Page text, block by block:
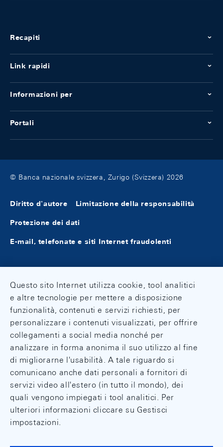
Recapiti
Link rapidi
Informazioni per
Portali
© Banca nazionale svizzera, Zurigo (Svizzera) 2026
Diritto d'autore Limitazione della responsabilità
Protezione dei dati
E-mail, telefonate e siti Internet fraudolenti
Questo sito Internet utilizza cookie, tool analitici
e altre tecnologie per mettere a disposizione
funzionalità, contenuti e servizi richiesti, per
personalizzare i contenuti visualizzati, per offrire
collegamenti a social media nonché per
analizzare in forma anonima il suo utilizzo al fine
di migliorarne l'usabilità. A tale riguardo si
comunicano anche dati personali a fornitori di
servizi video all'estero (in tutto il mondo), dei
quali vengono impiegati i tool analitici. Per
ulteriori informazioni cliccare su Gestisci
impostazioni.